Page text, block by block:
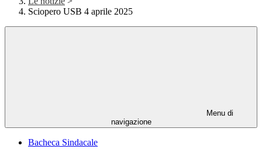
Sciopero USB 4 aprile 2025
Menu di
navigazione
Bacheca Sindacale